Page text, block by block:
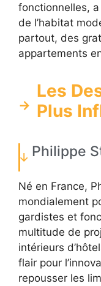
fonctionnelles,
de l’habitat
partout, des
appartements
Les
Plus
Philippe
Né en France,
mondialement
gardistes et
multitude de
intérieurs
flair pour
repousser les